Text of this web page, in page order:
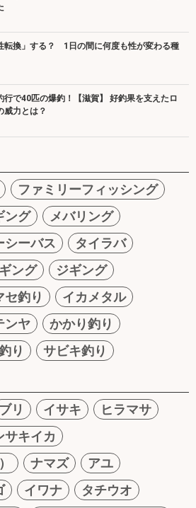
転換」する？ 1日の間に何度も性が変わる種
行で40匹の爆釣！【滋賀】 好釣果を支えたロ
威力とは？
ファミリーフィッシング
ング
メバリング
シーバス
タイラバ
ング
ジギング
セ釣り
イカメタル
ンヤ
かかり釣り
り
サビキ釣り
ブリ イサキ
ヒラマサ
サキイカ
ナマズ
アユ
イワナ
タチウオ